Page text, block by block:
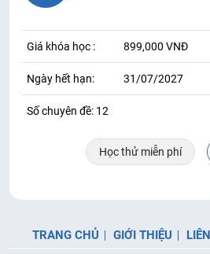
Giá khóa học : 899,000 VNĐ
Ngày hết hạn: 31/07/2027
Số chuyên đề: 12
Học thử miễn phí
TRANG CHỦ GIỚI THIỆU